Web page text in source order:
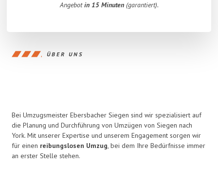
Angebotin 15 Minuten(garantiert).
ÜBER UNS
Bei Umzugsmeister Ebersbacher Siegen sind wir spezialisiert auf
die Planung und Durchführung von Umzügen von Siegen nach
York. Mit unserer Expertise und unserem Engagement sorgen wir
für einen reibungslosen Umzug, bei dem Ihre Bedürfnisse immer
an erster Stelle stehen.